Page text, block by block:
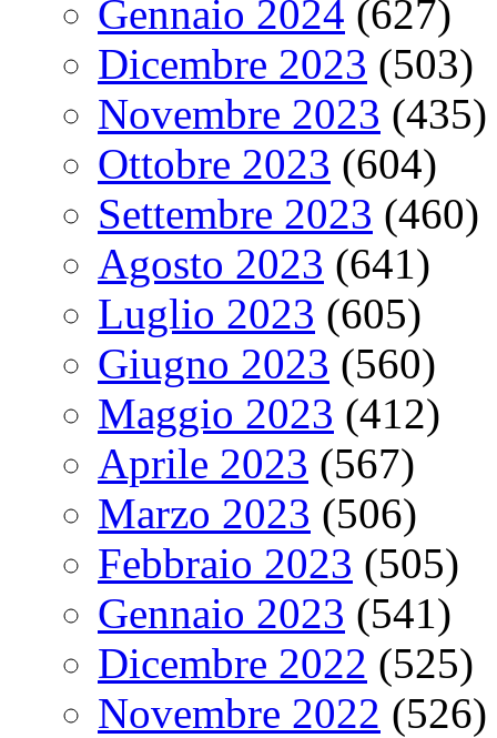
Gennaio 2024 (627)
Dicembre 2023 (503)
Novembre 2023 (435)
Ottobre 2023 (604)
Settembre 2023 (460)
Agosto 2023 (641)
Luglio 2023 (605)
Giugno 2023 (560)
Maggio 2023 (412)
Aprile 2023 (567)
Marzo 2023 (506)
Febbraio 2023 (505)
Gennaio 2023 (541)
Dicembre 2022 (525)
Novembre 2022 (526)